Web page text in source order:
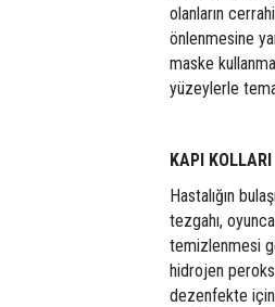
olanların
önlenmesine
maske
yüzeylerle
KAPI
Hastalığın
tezgahı,
temizlenmesi
hidrojen
dezenfekte için